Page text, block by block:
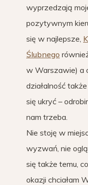
wyprzedzają
pozytywnym
się w najlepsze,
Ślubnego
w Warszawie) a
działalność
się ukryć –
nam trzeba.
Nie stoję w
wyzwań, nie
się także temu,
okazji chciałam